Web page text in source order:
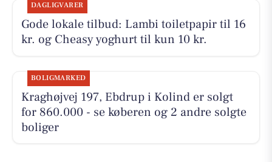
DAGLIGVARER
Gode lokale tilbud: Lambi toiletpapir til 16
kr. og Cheasy yoghurt til kun 10 kr.
BOLIGMARKED
Kraghøjvej 197, Ebdrup i Kolind er solgt
for 860.000 - se køberen og 2 andre solgte
boliger